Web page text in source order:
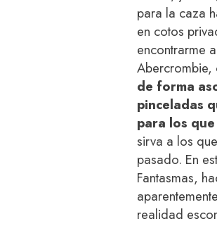
para la caza
en cotos
encontrarme
Abercrombie,
de forma
pinceladas
para los
sirva a los
pasado. En
Fantasmas,
realidad